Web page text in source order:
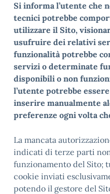
Si informa l’utente che
tecnici potrebbe
utilizzare il Sito,
usufruire dei relativi
funzionalità potrebbe
servizi o determinate
disponibili o non
l’utente potrebbe
inserire manualmente
preferenze ogni volta
La mancata
indicati di terze parti
funzionamento del Sito;
cookie inviati
potendo il gestore del